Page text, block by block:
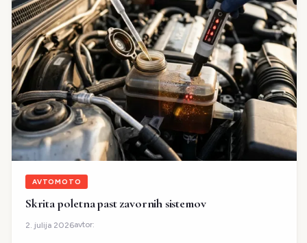
AVTOMOTO
Skrita poletna past zavornih sistemov
2. julija 2026avtor: